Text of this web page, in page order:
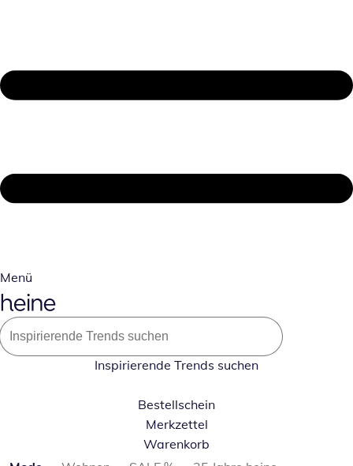
Menü
Inspirierende Trends suchen
Bestellschein
Merkzettel
Warenkorb